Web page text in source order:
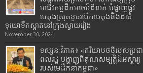
អាជីវកម្មដឹកអាចម៍ដីលក់ បំផ្លាញផ្លូវ
បេតុងស្រុតខូចរបើកបេតុងនិងដាច់
ទុយោទឹកស្អាតនៅក្រុងស្វាយរៀង
November 30, 2024
ទស្សនៈវិភាគ៖ «ឥរិយាបថថ្មីរបស់ប្រជា
ពលរដ្ឋ បង្ហាញពីគុណសម្បត្តិដ៏អស្ចារ្យ
របស់មេដឹកនាំកម្ពុជា»